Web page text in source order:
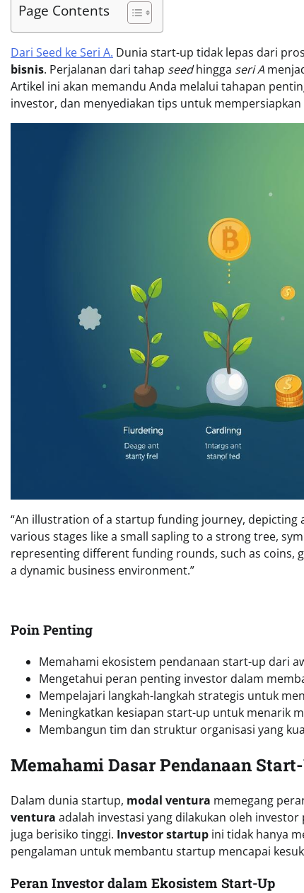
Page Contents
Dari Seed ke Seri A. Dunia start-up tidak lepas dari
bisnis. Perjalanan dari tahap seedhingga seri A
Artikel ini akan memandu Anda melalui tahapan
investor, dan menyediakan tips untuk
“An illustration of a startup funding journey,
various stages like a small sapling to a strong tree,
representing different funding rounds, such as coins,
a dynamic business environment.”
Poin Penting
Memahami ekosistem pendanaan start-up dari
Mengetahui peran penting investor dalam
Mempelajari langkah-langkah strategis untuk
Meningkatkan kesiapan start-up untuk menarik
Membangun tim dan struktur organisasi yang
Memahami Dasar Pendanaan
Dalam dunia startup, modal ventura memegang
ventura adalah investasi yang dilakukan oleh
juga berisiko tinggi. Investor startup ini tidak hanya
pengalaman untuk membantu startup mencapai
Peran Investor dalam Ekosistem Start-Up